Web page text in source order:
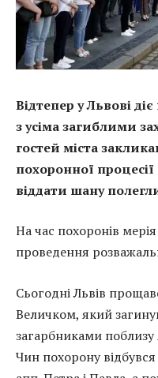
Відтепер у Львові
з усіма загиблими
гостей міста
похоронної
віддати шану
На час похоронів
проведення
Сьогодні Львів
Величком, який
загарбниками поблизу
Чин похорону